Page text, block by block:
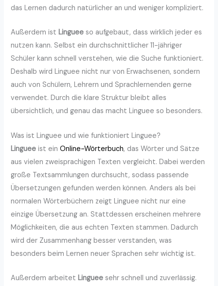
das Lernen dadurch natürlicher an und weniger kompliziert.
Außerdem istLinguee so aufgebaut, dass wirklich jeder es
nutzen kann. Selbst ein durchschnittlicher 11-jähriger
Schüler kann schnell verstehen, wie die Suche funktioniert.
Deshalb wird Linguee nicht nur von Erwachsenen, sondern
auch von Schülern, Lehrern und Sprachlernenden gerne
verwendet. Durch die klare Struktur bleibt alles
übersichtlich, und genau das macht Linguee so besonders.
Was ist Linguee und wie funktioniert Linguee?
Linguee ist einOnline-Wörterbuch, das Wörter und Sätze
aus vielen zweisprachigen Texten vergleicht. Dabei werden
große Textsammlungen durchsucht, sodass passende
Übersetzungen gefunden werden können. Anders als bei
normalen Wörterbüchern zeigt Linguee nicht nur eine
einzige Übersetzung an. Stattdessen erscheinen mehrere
Möglichkeiten, die aus echten Texten stammen. Dadurch
wird der Zusammenhang besser verstanden, was
besonders beim Lernen neuer Sprachen sehr wichtig ist.
Außerdem arbeitetLinguee sehr schnell und zuverlässig.